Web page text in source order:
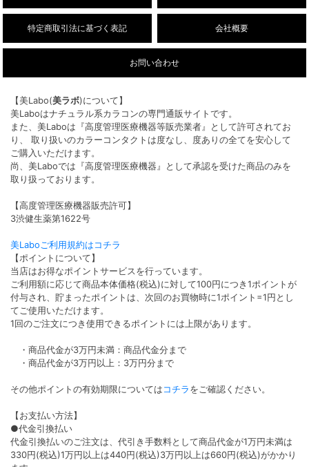
特定商取引法に基づく表記 会社概要
お問い合わせ
【美Labo(美ラボ)について】
美Laboはナチュラル系カラコンの専門通販サイトです。
また、美Laboは『高度管理医療機器等販売業者』として許可されてお
り、 取り扱いのカラーコンタクトは度なし、度ありの全てを安心して
ご購入いただけます。
尚、美Laboでは『高度管理医療機器』として承認を受けた商品のみを
取り扱っております。
【高度管理医療機器販売許可】
3渋健生薬第1622号
美Laboご利用規約はコチラ
【ポイントについて】
当店はお得なポイントサービスを行っています。
ご利用額に応じて商品本体価格(税込)に対して100円につき1ポイントが
付与され、貯まったポイントは、次回のお買物時に1ポイント=1円とし
てご使用いただけます。
1回のご注文につき使用できるポイントには上限があります。
・商品代金が3万円未満：商品代金分まで
・商品代金が3万円以上：3万円分まで
その他ポイントの有効期限についてはコチラをご確認ください。
【お支払い方法】
●代金引換払い
代金引換払いのご注文は、代引き手数料として商品代金が1万円未満は
330円(税込)1万円以上は440円(税込)3万円以上は660円(税込)がかかり